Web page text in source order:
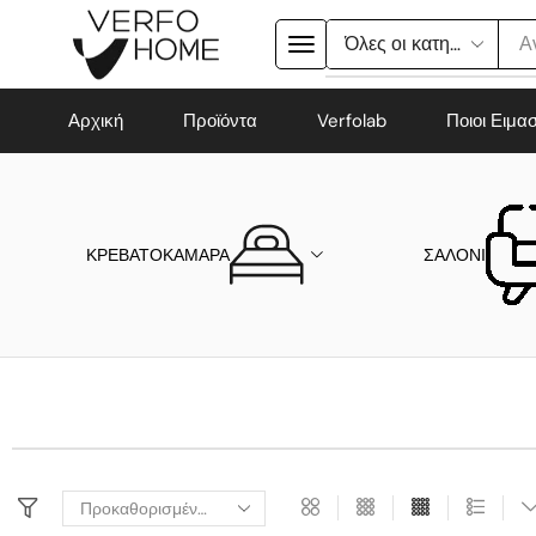
Αρχική Προϊόντα Verfolab Ποιοι
ΚΡΕΒΑΤΟΚΑΜΑΡΑ ΣΑΛΟΝΙ